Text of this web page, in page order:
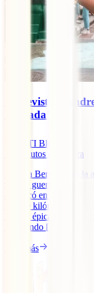
Entrevista a
Nómada”
IATI Blog
minutos de lectura
Andrea Bergareche, la
viajera guerrera que
embarcó en una
10.000 kilómetros en
De esa épica travesía
inspirando [...]
Leer más